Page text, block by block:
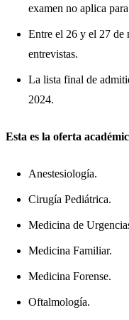
examen no aplica
Entre el 26 y el 27 de
entrevistas.
La lista final de
2024.
Esta es la oferta
Anestesiología.
Cirugía Pediátrica.
Medicina de
Medicina Familiar.
Medicina Forense.
Oftalmología.